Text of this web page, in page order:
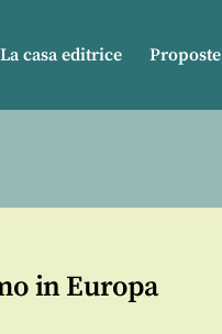
La casa editrice Proposte
in Europa